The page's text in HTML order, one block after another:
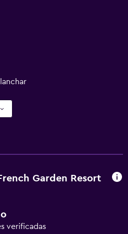
Garden Resort
verificadas